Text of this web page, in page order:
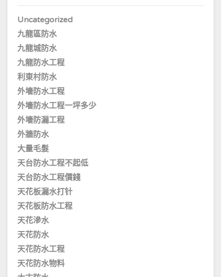
Uncategorized
九龍區防水
九龍城防水
九龍防水工程
利東村防水
外墻防水工程
外墻防水工程一坪多少
外墻防漏工程
外牆防水
大量毛髮
天台防水工程不起低
天台防水工程價錢
天花板漏水打针
天花板防水工程
天花滲水
天花防水
天花防水工程
天花防水物料